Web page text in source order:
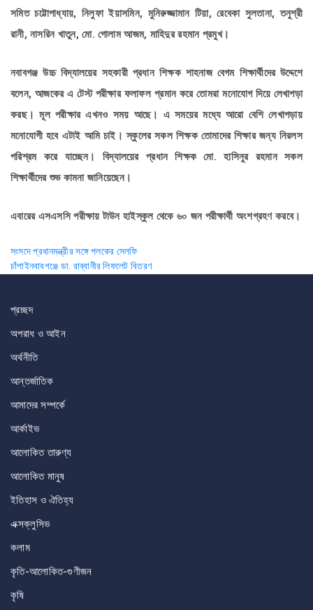
সমিত চট্টোপাধ্যায়, নিলুফা ইয়াসমিন, মুনিরুজ্জামান টিয়া, রেবেকা সুলতানা, তনুশ্রী
রানী, নাসরিন খাতুন, মো. গোলাম আজম, মাহিদুর রহমান প্রমুখ।
নবাবগঞ্জ উচ্চ বিদ্যালয়ের সহকারী প্রধান শিক্ষক শাহনাজ বেগম শিক্ষার্থীদের উদ্দেশে
বলেন, আজকের এ টেস্ট পরীক্ষার ফলাফল প্রমান করে তোমরা মনোযোগ দিয়ে লেখাপড়া
করছ। মূল পরীক্ষার এখনও সময় আছে। এ সময়ের মধ্যে আরো বেশি লেখাপড়ায়
মনোযোগী হবে এটাই আমি চাই। স্কুলের সকল শিক্ষক তোমাদের শিক্ষার জন্য নিরলস
পরিশ্রম করে যাচ্ছেন। বিদ্যালয়ের প্রধান শিক্ষক মো. হাসিনুর রহমান সকল
শিক্ষার্থীদের শুভ কামনা জানিয়েছেন।
এবারের এসএসসি পরীক্ষায় টাউন হাইস্কুল থেকে ৬০ জন পরীক্ষার্থী অংশগ্রহণ করবে।
Post
navigation
সংসদে প্রধানমন্ত্রীর সঙ্গে পলকের সেলফি
চাঁপাইনবাবগঞ্জে ডা. রাব্বানীর লিফলেট বিতরণ
প্রচ্ছদ
অপরাধ ও আইন
অর্থনীতি
আন্তর্জাতিক
আমাদের সম্পর্কে
আর্কাইভ
আলোকিত তারুণ্য
আলোকিত মানুষ
ইতিহাস ও ঐতিহ্য
এক্সক্লুসিভ
কলাম
কৃতি-আলোকিত-গুণীজন
কৃষি